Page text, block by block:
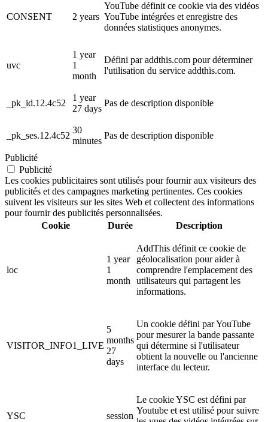
CONSENT 2 years
YouTube définit ce cookie via des vidéos
YouTube intégrées et enregistre des
données statistiques anonymes.
uvc
1 year
1
month
Défini par addthis.com pour déterminer
l'utilisation du service addthis.com.
_pk_id.12.4c52
1 year
27 days
Pas de description disponible
_pk_ses.12.4c52
30
minutes
Pas de description disponible
Publicité
Publicité
Les cookies publicitaires sont utilisés pour fournir aux visiteurs des
publicités et des campagnes marketing pertinentes. Ces cookies
suivent les visiteurs sur les sites Web et collectent des informations
pour fournir des publicités personnalisées.
Cookie
Durée Description
loc
1 year
1
month
AddThis définit ce cookie de
géolocalisation pour aider à
comprendre l'emplacement des
utilisateurs qui partagent les
informations.
VISITOR_INFO1_LIVE
5
months
27
days
Un cookie défini par YouTube
pour mesurer la bande passante
qui détermine si l'utilisateur
obtient la nouvelle ou l'ancienne
interface du lecteur.
YSC session
Le cookie YSC est défini par
Youtube et est utilisé pour suivre